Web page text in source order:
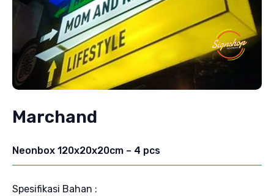
Marchand
Neonbox 120x20x20cm – 4 pcs
Spesifikasi Bahan :